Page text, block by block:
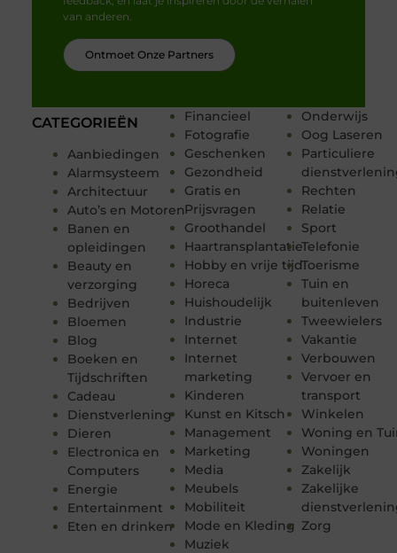
CATEGORIEËN
Aanbiedingen
Alarmsysteem
Architectuur
Auto’s en Motoren
Banen en
opleidingen
Beauty en
verzorging
Bedrijven
Bloemen
Blog
Boeken en
Tijdschriften
Cadeau
Dienstverlening
Dieren
Electronica en
Computers
Energie
Entertainment
Eten en drinken
Financieel
Fotografie
Geschenken
Gezondheid
Gratis en
Prijsvragen
Groothandel
Haartransplantatie
Hobby en vrije tijd
Horeca
Huishoudelijk
Industrie
Internet
Internet
marketing
Kinderen
Kunst en Kitsch
Management
Marketing
Media
Meubels
Mobiliteit
Mode en Kleding
Muziek
Onderwijs
Oog Laseren
Particuliere
Rechten
Relatie
Sport
Telefonie
Toerisme
Tuin en
buitenleven
Tweewielers
Vakantie
Verbouwen
Vervoer en
transport
Winkelen
Woning en
Woningen
Zakelijk
Zakelijke
Zorg
van anderen.
Ontmoet Onze Partners